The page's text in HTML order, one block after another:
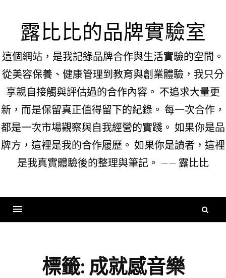
content露比比的品牌實驗室
這個網站，是我記錄品牌合作與生活實驗的空間。
從美容保養、健康管理到教育與創業體驗，我只分
享親自接觸與評估過的合作內容。 不追求大量更
新，而是保留真正值得留下的紀錄。 每一次合作，
都是一次市場觀察與自我經營的實踐。 如果你是品
牌方，這裡是我的合作履歷。 如果你是讀者，這裡
是我真實體驗後的整理與筆記。 —— 露比比
標籤: 成就感音樂